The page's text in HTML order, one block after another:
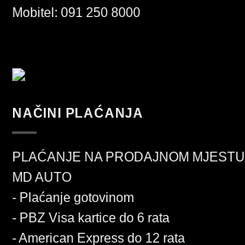
Mobitel: 091 250 8000
NAČINI PLAĆANJA
PLAĆANJE NA PRODAJNOM MJESTU
MD AUTO
- Plaćanje gotovinom
- PBZ Visa kartice do 6 rata
- American Express do 12 rata